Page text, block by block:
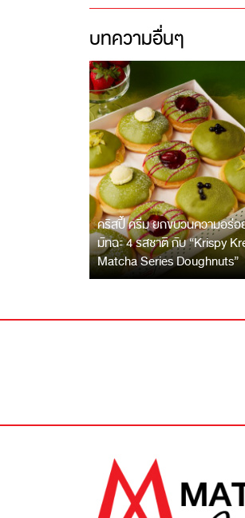
บทความอื่นๆ
คริสปี้ ครีม ยกขบวนความอร่อ
มัทฉะ 4 รสชาติ กับ “Krispy
Matcha Series Doughnuts”